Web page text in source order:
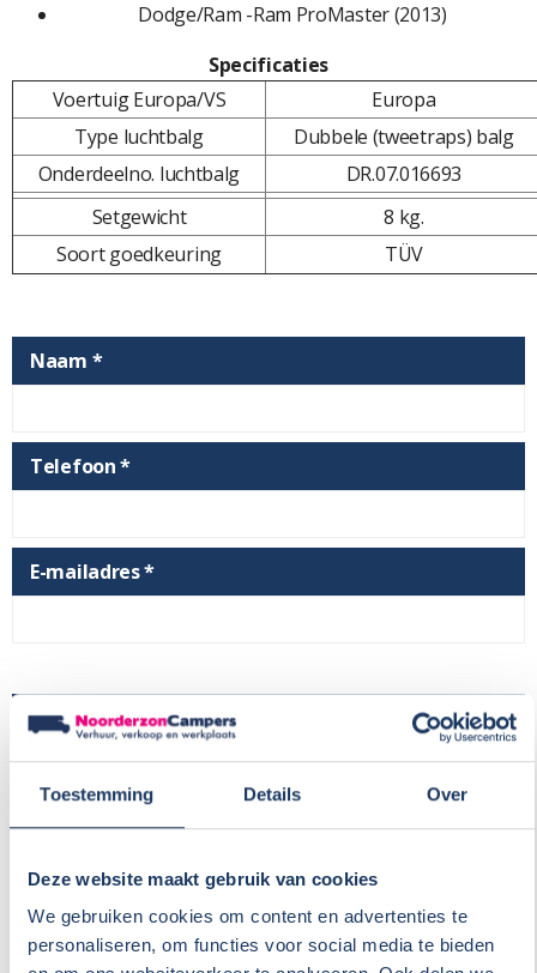
Toestemming Details Over
Deze website maakt gebruik van cookies
We gebruiken cookies om content en advertenties te
personaliseren, om functies voor social media te bieden
Dodge/Ram -Ram ProMaster (2013)
Specificaties
Voertuig Europa/VS
Europa
Type luchtbalg
Dubbele (tweetraps) balg
Onderdeelno. luchtbalg
DR.07.016693
Setgewicht
8 kg.
Soort goedkeuring
TÜV
Naam *
Telefoon *
E-mailadres *
Kenteken
Merk
Bouwjaar